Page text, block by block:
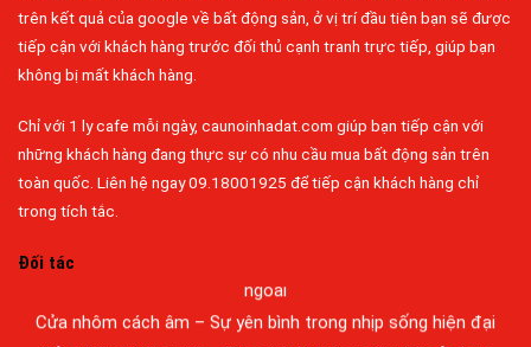
trên kết quả của google về bất động sản, ở vị trí đầu tiên bạn sẽ được
tiếp cận với khách hàng trước đối thủ cạnh tranh trực tiếp, giúp bạn
không bị mất khách hàng.
Chỉ với 1 ly cafe mỗi ngày, caunoinhadat.com giúp bạn tiếp cận với
những khách hàng đang thực sự có nhu cầu mua bất động sản trên
toàn quốc. Liên hệ ngay 09.18001925 để tiếp cận khách hàng chỉ
trong tích tắc.
Đối tác
Đa dạng màu sắc cửa nhôm – Tối ưu màu sắc Kiến Trúc
Cửa nhôm chống gió mưa – Hiên ngang giữa thời tiết khắc
Cửa nhôm cách âm – Sự yên bình trong nhịp sống hiện đại
Cửa nhôm thông gió – Đưa sinh khí vào ngôi nhà của bạn